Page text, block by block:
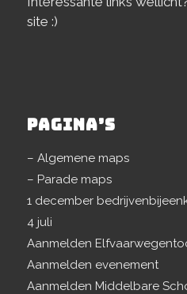
site :)
PAGINA’S
– Algemene maps
– Parade maps
1 december
4 juli
Aanmelden
Aanmelden evenement
Aanmelden Middelbare